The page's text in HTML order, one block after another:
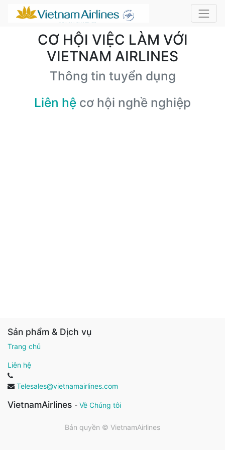
CƠ HỘI VIỆC LÀM VỚI
VIETNAM AIRLINES
Thông tin tuyển dụng
Liên hệ cơ hội nghề nghiệp
Sản phẩm & Dịch vụ
Trang chủ
Liên hệ
Telesales@vietnamairlines.com
VietnamAirlines - Về Chúng tôi
Bản quyền © VietnamAirlines